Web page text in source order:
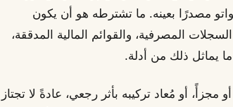
مصدرًا بعينه. ما تشترطه هو أن يكون
المصرفية، والقوائم المالية المدققة،
ما يماثل ذلك من أدلة.
أو مُعاد تركيبه بأثر رجعي، عادةً لا تجتاز